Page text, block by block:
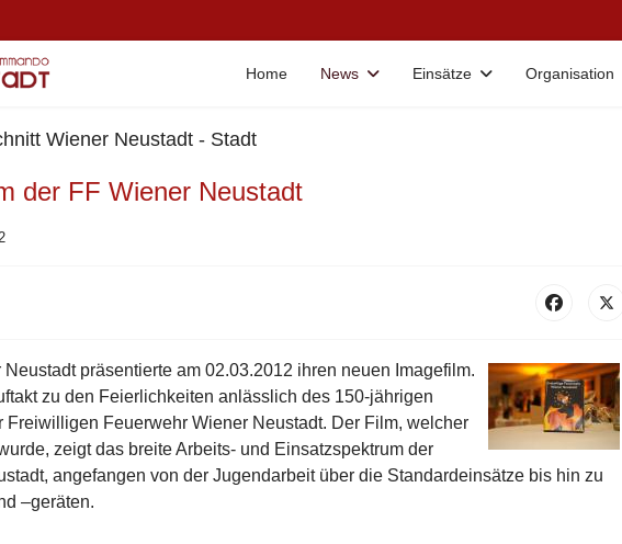
Home News Einsätze Organisation
Wiener Neustadt - Stadt
der FF Wiener Neustadt
präsentierte am 02.03.2012 ihren neuen Imagefilm.
zu den Feierlichkeiten anlässlich des 150-jährigen
Freiwilligen Feuerwehr Wiener Neustadt. Der Film, welcher
zeigt das breite Arbeits- und Einsatzspektrum der
angefangen von der Jugendarbeit über die Standardeinsätze bis hin zu
–geräten.